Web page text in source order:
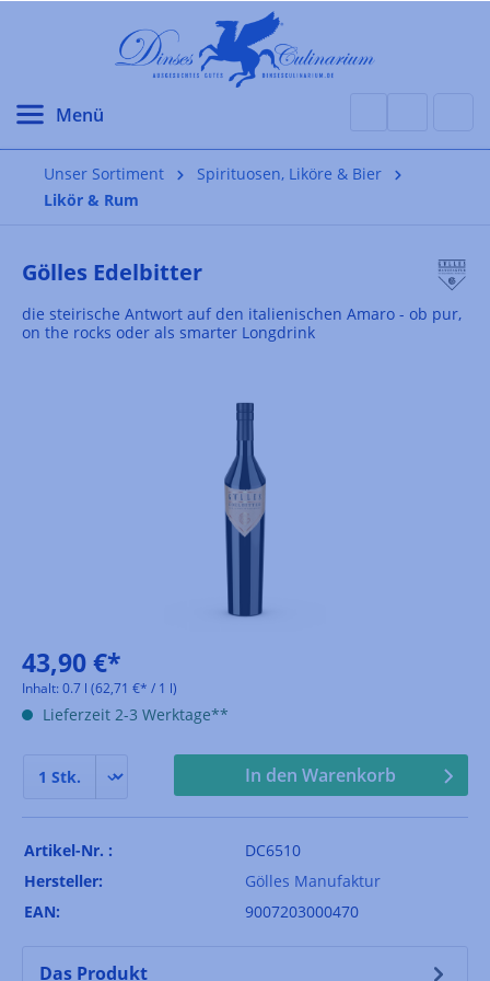
Unser Sortiment
Spirituosen, Liköre & Bier
Likör & Rum
Gölles Edelbitter
die steirische Antwort auf den italienischen Amaro - ob pur,
on the rocks oder als smarter Longdrink
43,90 €*
Inhalt: 0.7 l (62,71 €* / 1 l)
Lieferzeit 2-3 Werktage**
In den Warenkorb
Artikel-Nr. :
DC6510
Hersteller:
Gölles Manufaktur
EAN:
9007203000470
Das Produkt